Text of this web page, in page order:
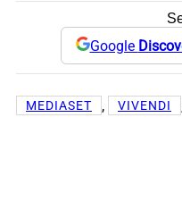
Google
MEDIASET , VIVENDI